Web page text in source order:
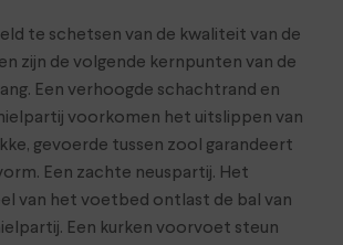
te schetsen van de kwaliteit van de
zijn de volgende kernpunten van de
Een verhoogde schachtrand en
voorkomen het uitslippen van
gevoerde tussen zool garandeert
Een zachte neuspartij. Het
van het voetbed ontlast de bal van
Een kurken voorvoet steun